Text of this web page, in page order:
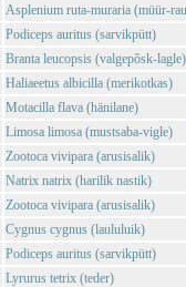
Asplenium ruta-muraria (müür-
Podiceps auritus (sarvikpütt)
Branta leucopsis (valgepõsk-lagle)
Haliaeetus albicilla (merikotkas)
Motacilla flava (hänilane)
Limosa limosa (mustsaba-vigle)
Zootoca vivipara (arusisalik)
Natrix natrix (harilik nastik)
Zootoca vivipara (arusisalik)
Cygnus cygnus (laululuik)
Podiceps auritus (sarvikpütt)
Lyrurus tetrix (teder)